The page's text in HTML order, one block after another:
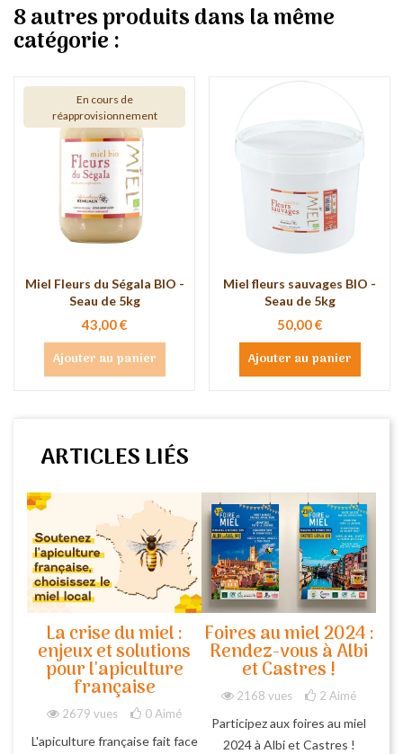
8 autres produits dans la même
catégorie :
En cours de
réapprovisionnement
Miel Fleurs du Ségala BIO -
Seau de 5kg
43,00 €
Ajouter au panier
Miel fleurs sauvages BIO -
Seau de 5kg
50,00 €
Ajouter au panier
ARTICLES LIÉS
La crise du miel :
enjeux et solutions
pour l'apiculture
française
2679 vues 0Aimé
L'apiculture française fait face
Foires au miel 2024 :
Rendez-vous à Albi
et Castres !
2168 vues 2 Aimé
Participez aux foires au miel
2024 à Albi et Castres !